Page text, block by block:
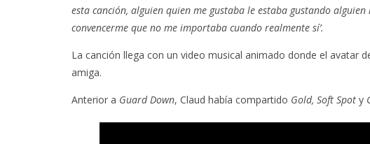
esta canción, alguien quien me gustaba le estaba gustando
convencerme que no me importaba cuando realmente sí’.
La canción llega con un video musical animado donde el avatar
amiga.
Anterior a Guard Down, Claud había compartido Gold, Soft Spot y